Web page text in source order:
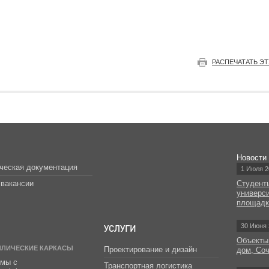
РАСПЕЧАТАТЬ
документация
КАРКАСЫ
с
УСЛУГИ
Проектирование и дизайн
Транспортная логистика
Новости
1 Июля
30 Июня
дом,